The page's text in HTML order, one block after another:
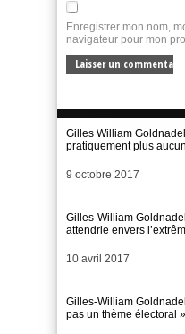
Enregistrer mon nom,
navigateur pour mon
Gilles William
pratiquement plus
Date
9 octobre 2017
Gilles-William
attendrie envers
Date
10 avril 2017
Gilles-William
pas un thème électoral »